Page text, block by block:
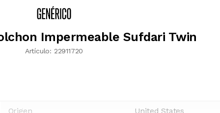
Impermeable Sufdari Twin
Artículo: 22911720
Origen United States